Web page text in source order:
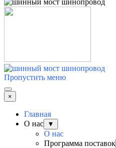
Пропустить меню
×
Главная
О нас
▼
О нас
Программа поставок